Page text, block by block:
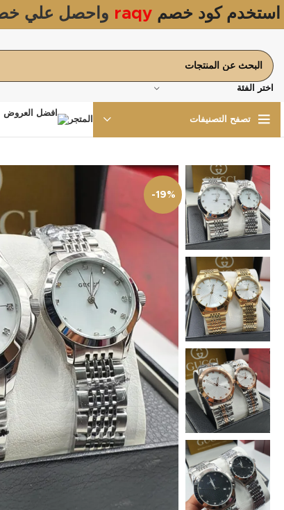
استخدم كود خصم raqy واحصل علي
اختر الفئة
تصفح التصنيفات المتجر
-19%